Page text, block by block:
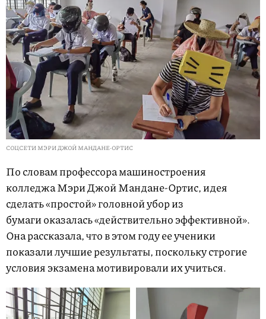
СОЦСЕТИ МЭРИ ДЖОЙ МАНДАНЕ-ОРТИС
По словам профессора машиностроения
колледжа Мэри Джой Мандане-Ортис, идея
сделать «простой» головной убор из
бумаги оказалась «действительно эффективной».
Она рассказала, что в этом году ее ученики
показали лучшие результаты, поскольку строгие
условия экзамена мотивировали их учиться.